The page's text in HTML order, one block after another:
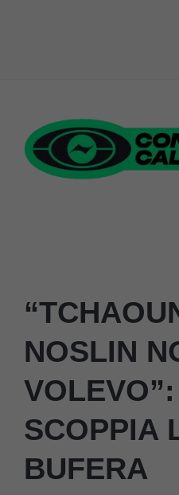
contenuto
NOSLIN
SCOPPIA
BUFERA